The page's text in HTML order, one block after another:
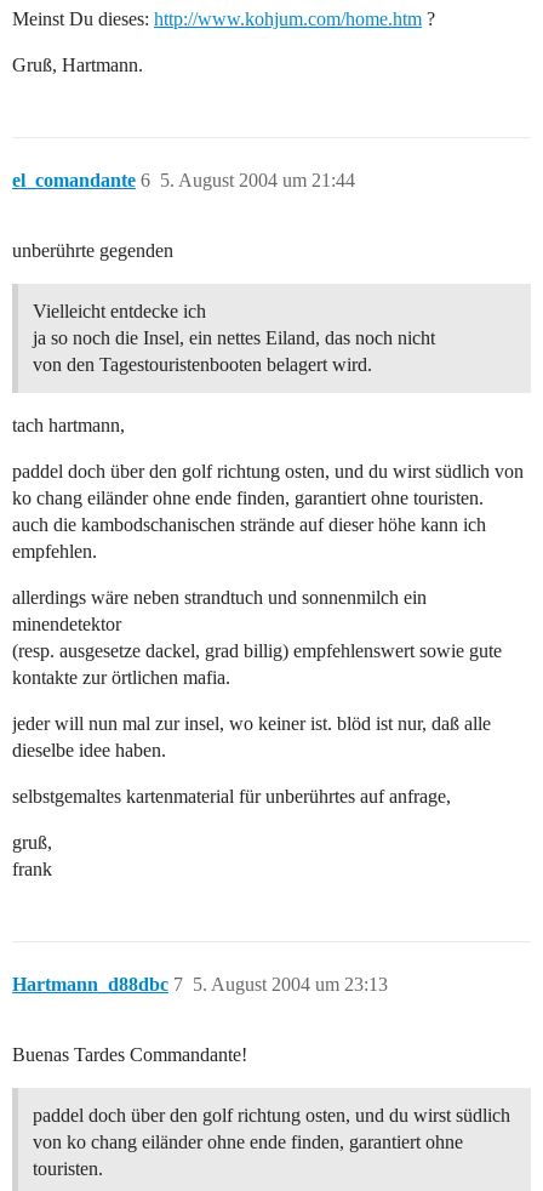
Meinst Du dieses: http://www.kohjum.com/home.htm ?
Gruß, Hartmann.
el_comandante 5. August 2004 um 21:44
6
unberührte gegenden
Vielleicht entdecke ich
ja so noch die Insel, ein nettes Eiland, das noch nicht
von den Tagestouristenbooten belagert wird.
tach hartmann,
paddel doch über den golf richtung osten, und du wirst südlich von
ko chang eiländer ohne ende finden, garantiert ohne touristen.
auch die kambodschanischen strände auf dieser höhe kann ich
empfehlen.
allerdings wäre neben strandtuch und sonnenmilch ein
minendetektor
(resp. ausgesetze dackel, grad billig) empfehlenswert sowie gute
kontakte zur örtlichen mafia.
jeder will nun mal zur insel, wo keiner ist. blöd ist nur, daß alle
dieselbe idee haben.
selbstgemaltes kartenmaterial für unberührtes auf anfrage,
gruß,
frank
Hartmann_d88dbc 5. August 2004 um 23:13
7
Buenas Tardes Commandante!
paddel doch über den golf richtung osten, und du wirst südlich
von ko chang eiländer ohne ende finden, garantiert ohne
touristen.